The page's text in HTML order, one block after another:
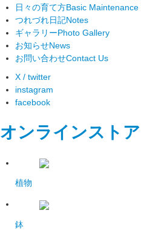
日々の育て方Basic
つれづれ日記Notes
ギャラリーPhoto Gallery
お知らせNews
お問い合わせContact Us
X / twitter
instagram
facebook
オンラインストア
植物
鉢